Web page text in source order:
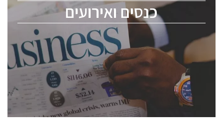
כנסים ואירועים
ChipEx2026 will be held on May 12-13, 2026. The
conference is intended for everyone involved in the
semiconductor industry, including engineers,
professional experts, and senior executives.
לחץ לפרטים